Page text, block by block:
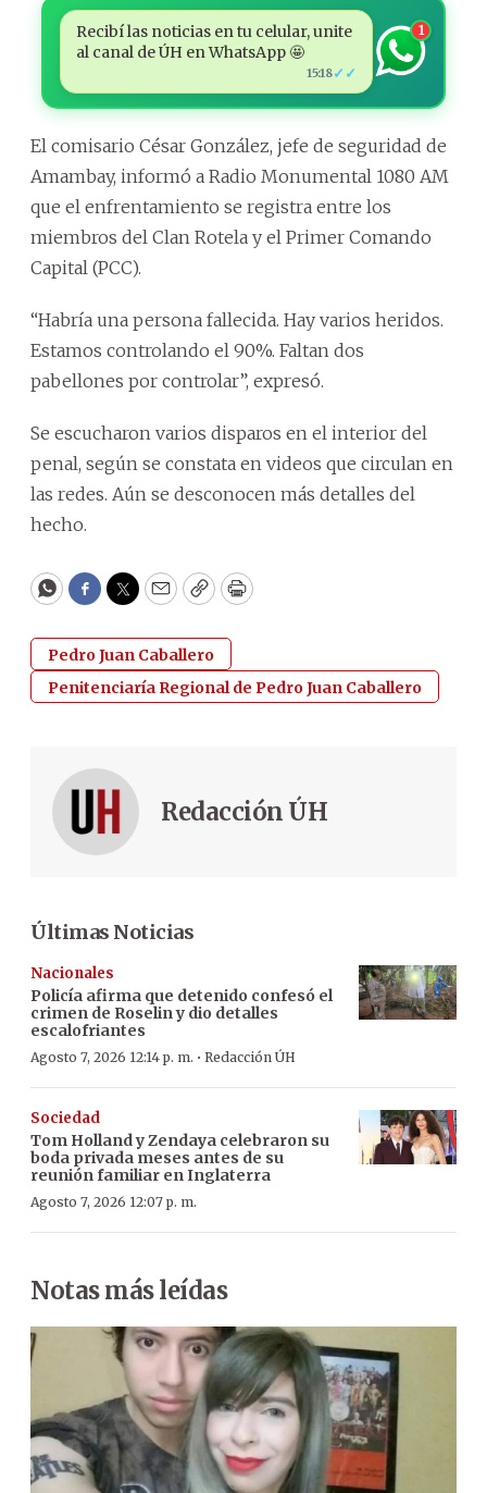
Recibí las noticias en tu celular, unite
al canal de ÚH en WhatsApp 🤩
15:18✓✓
1
El comisario César González, jefe de seguridad de
Amambay, informó a Radio Monumental 1080 AM
que el enfrentamiento se registra entre los
miembros del Clan Rotela y el Primer Comando
Capital (PCC).
“Habría una persona fallecida. Hay varios heridos.
Estamos controlando el 90%. Faltan dos
pabellones por controlar”, expresó.
Se escucharon varios disparos en el interior del
penal, según se constata en videos que circulan en
las redes. Aún se desconocen más detalles del
hecho.
WhatsApp
Facebook
Twitter
EmailCopyPrint
Pedro Juan Caballero
Penitenciaría Regional de Pedro Juan Caballero
Redacción ÚH
Últimas Noticias
Nacionales
Policía afirma que detenido confesó el
crimen de Roselin y dio detalles
escalofriantes
Agosto 7, 2026 12:14 p. m. · Redacción ÚH
Sociedad
Tom Holland y Zendaya celebraron su
boda privada meses antes de su
reunión familiar en Inglaterra
Agosto 7, 2026 12:07 p. m.
Notas más leídas